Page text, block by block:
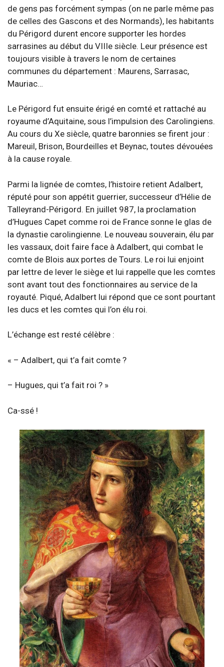
de gens pas forcément sympas (on ne parle même pas
de celles des Gascons et des Normands), les habitants
du Périgord durent encore supporter les hordes
sarrasines au début du VIIIe siècle. Leur présence est
toujours visible à travers le nom de certaines
communes du département : Maurens, Sarrasac,
Mauriac…
Le Périgord fut ensuite érigé en comté et rattaché au
royaume d’Aquitaine, sous l’impulsion des Carolingiens.
Au cours du Xe siècle, quatre baronnies se firent jour :
Mareuil, Brison, Bourdeilles et Beynac, toutes dévouées
à la cause royale.
Parmi la lignée de comtes, l’histoire retient Adalbert,
réputé pour son appétit guerrier, successeur d’Hélie de
Talleyrand-Périgord. En juillet 987, la proclamation
d’Hugues Capet comme roi de France sonne le glas de
la dynastie carolingienne. Le nouveau souverain, élu par
les vassaux, doit faire face à Adalbert, qui combat le
comte de Blois aux portes de Tours. Le roi lui enjoint
par lettre de lever le siège et lui rappelle que les comtes
sont avant tout des fonctionnaires au service de la
royauté. Piqué, Adalbert lui répond que ce sont pourtant
les ducs et les comtes qui l’on élu roi.
L’échange est resté célèbre :
« – Adalbert, qui t’a fait comte ?
– Hugues, qui t’a fait roi ? »
Ca-ssé !